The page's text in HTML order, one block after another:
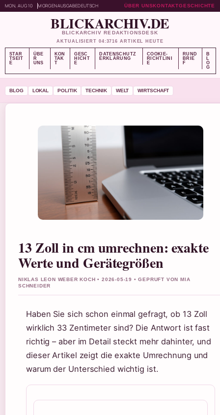
MON, AUG 10 MORGENAUSGABEDEUTSCH ÜBER UNSKONTAKTGESCHICHTE
BLICKARCHIV.DE
BLICKARCHIV REDAKTIONSDESK
AKTUALISIERT 04:3716 ARTIKEL HEUTE
STAR
TSEIT
E
ÜBE
R
UNS
KON
TAK
T
GESC
HICHT
E
DATENSCHUTZ
ERKLÄRUNG
COOKIE-
RICHTLINI
E
RUND
BRIE
F
B
L
O
G
BLOG LOKAL POLITIK TECHNIK WELT WIRTSCHAFT
13 Zoll in cm umrechnen: exakte
Werte und Gerätegrößen
NIKLAS LEON WEBER KOCH • 2026-05-19 • GEPRUFT VON MIA
SCHNEIDER
Haben Sie sich schon einmal gefragt, ob 13 Zoll
wirklich 33 Zentimeter sind? Die Antwort ist fast
richtig – aber im Detail steckt mehr dahinter, und
dieser Artikel zeigt die exakte Umrechnung und
warum der Unterschied wichtig ist.